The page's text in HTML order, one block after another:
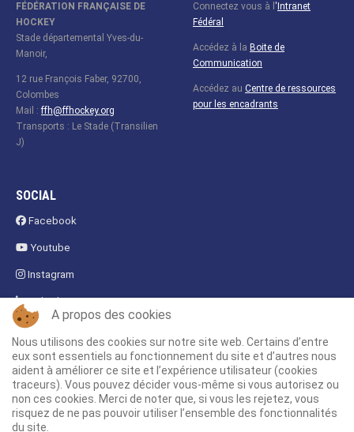
FÉDÉRATION FRANÇAISE DE
HOCKEY
Stade départemental Yves-du-
Manoir,
12 rue François Faber, 92700,
Colombes
Mail :ffh@ffhockey.org
Transports : Le Stade (Transilien
J)
Connectez vous à l ' Intranet
Fédéral
Accédez à la Boite de
Communication
Accédez au Centre de ressources
pour les encadrants
SOCIAL
Facebook
Youtube
Instagram
Linkedin
Fanzone
A propos des cookies
Nous utilisons des cookies sur notre site web. Certains d’entre
eux sont essentiels au fonctionnement du site et d’autres nous
aident à améliorer ce site et l’expérience utilisateur (cookies
traceurs). Vous pouvez décider vous-même si vous autorisez ou
non ces cookies. Merci de noter que, si vous les rejetez, vous
risquez de ne pas pouvoir utiliser l’ensemble des fonctionnalités
du site.